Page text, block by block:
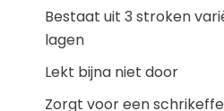
Bestaat uit 3 stroken
lagen
Lekt bijna niet door
Zorgt voor een